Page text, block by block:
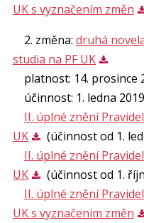
UK s vyznačením změn
2. změna: druhá
studia na PF UK
platnost: 14. prosince
účinnost: 1. ledna 2019
II. úplné znění
UK
(účinnost od 1.
II. úplné znění
UK
(účinnost od 1.
II. úplné znění
UK s vyznačením změn